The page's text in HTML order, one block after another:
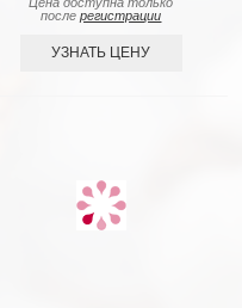
послерегистрации
УЗНАТЬ ЦЕНУ